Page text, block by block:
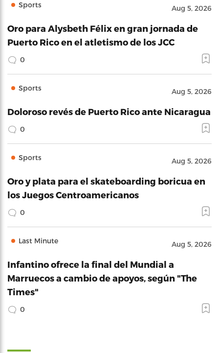
Sports Aug 5, 2026
Oro para Alysbeth Félix en gran jornada de
Puerto Rico en el atletismo de los JCC
0
Sports Aug 5, 2026
Doloroso revés de Puerto Rico ante Nicaragua
0
Sports Aug 5, 2026
Oro y plata para el skateboarding boricua en
los Juegos Centroamericanos
0
Last Minute Aug 5, 2026
Infantino ofrece la final del Mundial a
Marruecos a cambio de apoyos, según "The
Times"
0